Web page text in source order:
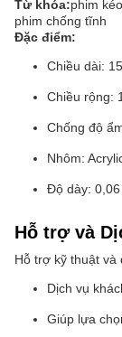
Từ khóa:phim
phim chống tĩnh
Đặc điểm:
Chiều dài:
Chiều rộng:
Chống độ
Nhôm:
Độ dày: 0,06
Hỗ trợ và
Hỗ trợ kỹ thuật và
Dịch vụ
Giúp lựa